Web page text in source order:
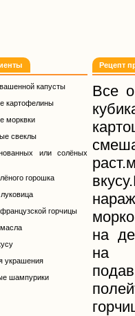
Рецепт
капусты
картофелины
морквки
свеклы
или солёных
горошка
горчицы
украшения
шампурики
Все
на
на